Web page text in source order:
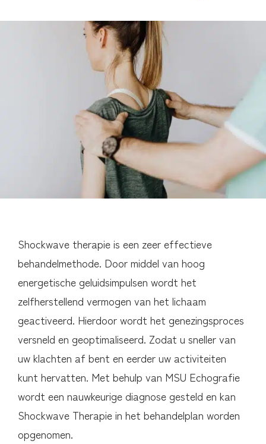
Shockwave therapie is een zeer effectieve
behandelmethode. Door middel van hoog
energetische geluidsimpulsen wordt het
zelfherstellend vermogen van het lichaam
geactiveerd. Hierdoor wordt het genezingsproces
versneld en geoptimaliseerd. Zodat u sneller van
uw klachten af bent en eerder uw activiteiten
kunt hervatten. Met behulp van MSU Echografie
wordt een nauwkeurige diagnose gesteld en kan
Shockwave Therapie in het behandelplan worden
opgenomen.